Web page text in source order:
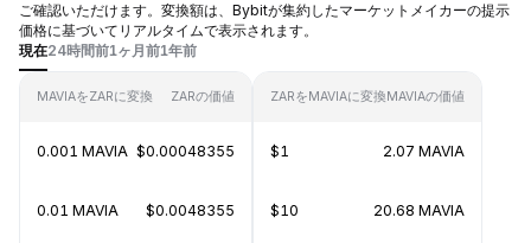
ご確認いただけます。変換額は、Bybitが集約したマーケットメイカーの提示
価格に基づいてリアルタイムで表示されます。
現在24時間前1ヶ月前1年前
MAVIAをZARに変換 ZARの価値
0.001 MAVIA $0.00048355
0.01 MAVIA $0.0048355
ZARをMAVIAに変換MAVIAの価値
$1 2.07 MAVIA
$10 20.68 MAVIA